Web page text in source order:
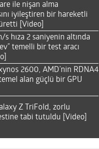
ile nişan alma
iyileştiren bir hareketli
[Video]
s hıza 2 saniyenin altında
temelli bir test aracı
2600, AMD’nin RDNA4
alan güçlü bir GPU
Z TriFold, zorlu
tabi tutuldu [Video]